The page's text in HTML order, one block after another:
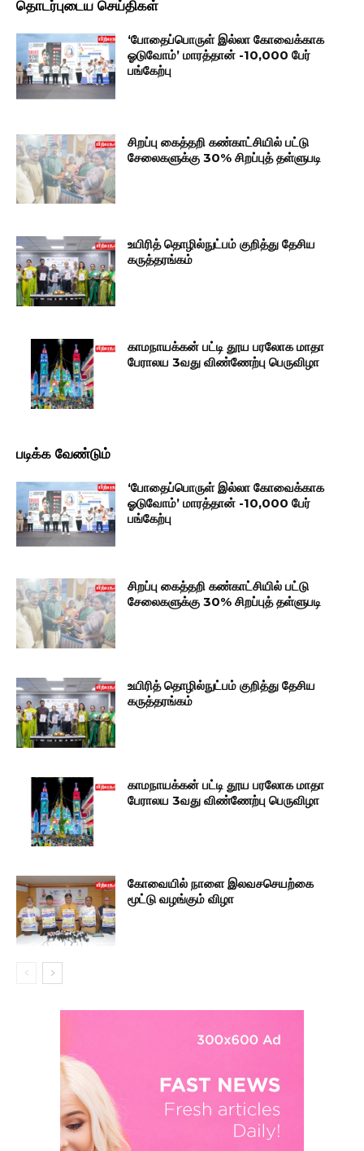
தொடர்புடைய செய்திகள்
‘போதைப்பொருள் இல்லா கோவைக்காக
ஓடுவோம்’ மாரத்தான் -10,000 பேர்
பங்கேற்பு
சிறப்பு கைத்தறி கண்காட்சியில் பட்டு
சேலைகளுக்கு 30% சிறப்புத் தள்ளுபடி
உயிரித் தொழில்நுட்பம் குறித்து தேசிய
கருத்தரங்கம்
காமநாயக்கன் பட்டி தூய பரலோக மாதா
பேராலய 3வது விண்ணேற்பு பெருவிழா
படிக்க வேண்டும்
‘போதைப்பொருள் இல்லா கோவைக்காக
ஓடுவோம்’ மாரத்தான் -10,000 பேர்
பங்கேற்பு
சிறப்பு கைத்தறி கண்காட்சியில் பட்டு
சேலைகளுக்கு 30% சிறப்புத் தள்ளுபடி
உயிரித் தொழில்நுட்பம் குறித்து தேசிய
கருத்தரங்கம்
காமநாயக்கன் பட்டி தூய பரலோக மாதா
பேராலய 3வது விண்ணேற்பு பெருவிழா
கோவையில் நாளை இலவசசெயற்கை
மூட்டு வழங்கும் விழா